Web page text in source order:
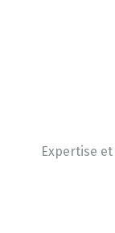
Expertise